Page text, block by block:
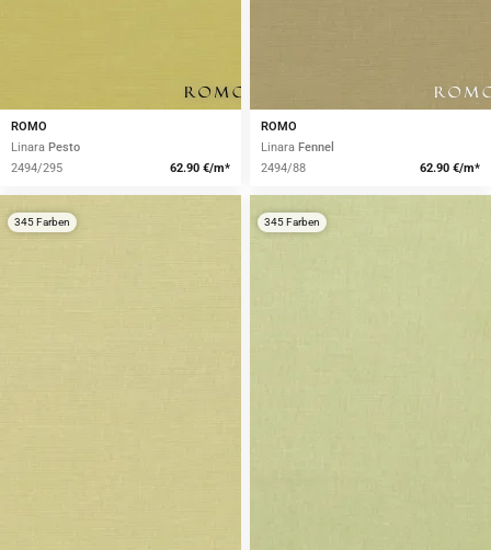
ROMO
Linara Pesto
2494/295
62.90 €/m*
ROMO
Linara Fennel
2494/88
62.90 €/m*
345 Farben 345 Farben